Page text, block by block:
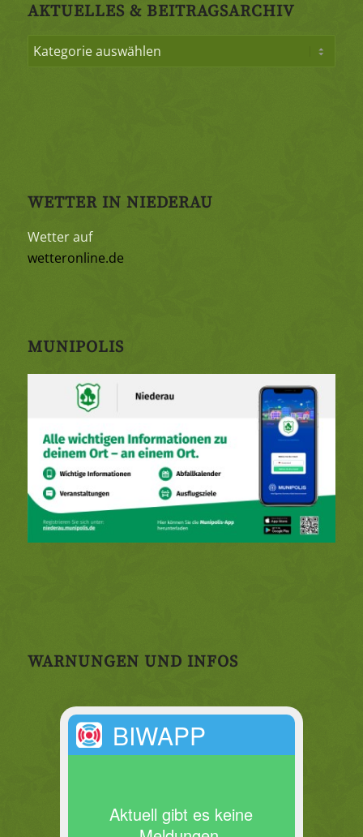
AKTUELLES & BEITRAGSARCHIV
WETTER IN NIEDERAU
Wetter auf
wetteronline.de
MUNIPOLIS
WARNUNGEN UND INFOS
BIWAPP
Aktuell gibt es keine